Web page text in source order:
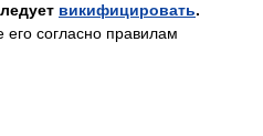
викифицировать.
согласно правилам